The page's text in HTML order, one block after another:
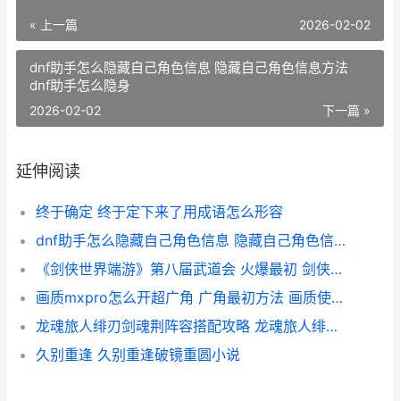
« 上一篇 2026-02-02
dnf助手怎么隐藏自己角色信息 隐藏自己角色信息方法
dnf助手怎么隐身
下一篇 »
2026-02-02
延伸阅读
终于确定 终于定下来了用成语怎么形容
dnf助手怎么隐藏自己角色信息 隐藏自己角色信息方法 dnf助手怎么隐身
《剑侠世界端游》第八届武道会 火爆最初 剑侠世界网络版
画质mxpro怎么开超广角 广角最初方法 画质使用教程
龙魂旅人绯刃剑魂荆阵容搭配攻略 龙魂旅人绯刃剑魂
久别重逢 久别重逢破镜重圆小说